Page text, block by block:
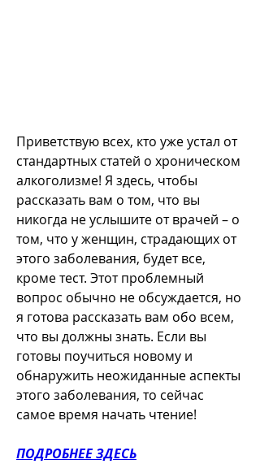
Приветствую всех, кто уже устал от
стандартных статей о хроническом
алкоголизме! Я здесь, чтобы
рассказать вам о том, что вы
никогда не услышите от врачей – о
том, что у женщин, страдающих от
этого заболевания, будет все,
кроме тест. Этот проблемный
вопрос обычно не обсуждается, но
я готова рассказать вам обо всем,
что вы должны знать. Если вы
готовы поучиться новому и
обнаружить неожиданные аспекты
этого заболевания, то сейчас
самое время начать чтение!
ПОДРОБНЕЕ ЗДЕСЬ